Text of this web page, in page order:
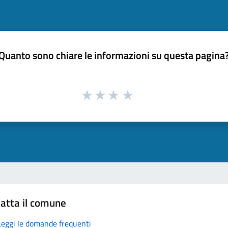
sono chiare le informazioni su questa
il comune
le domande frequenti